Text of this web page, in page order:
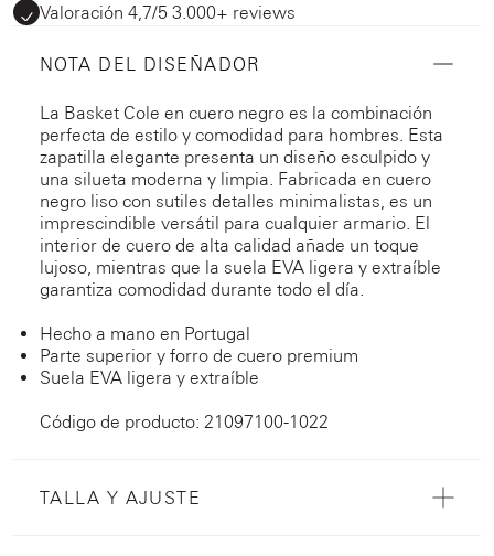
Valoración 4,7/5 3.000+ reviews
NOTA DEL DISEÑADOR
La Basket Cole en cuero negro es la combinación
perfecta de estilo y comodidad para hombres. Esta
zapatilla elegante presenta un diseño esculpido y
una silueta moderna y limpia. Fabricada en cuero
negro liso con sutiles detalles minimalistas, es un
imprescindible versátil para cualquier armario. El
interior de cuero de alta calidad añade un toque
lujoso, mientras que la suela EVA ligera y extraíble
garantiza comodidad durante todo el día.
Hecho a mano en Portugal
Parte superior y forro de cuero premium
Suela EVA ligera y extraíble
Código de producto: 21097100-1022
TALLA Y AJUSTE